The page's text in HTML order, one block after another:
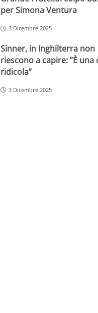
per Simona Ventura
3 Dicembre 2025
Sinner, in Inghilterra non
riescono a capire: ”È una
ridicola”
3 Dicembre 2025